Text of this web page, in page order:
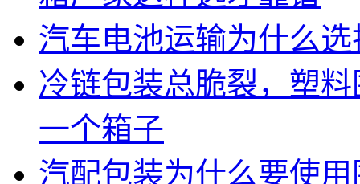
汽车电池运输为什么
冷链包装总脆裂，塑
一个箱子
汽配包装为什么要使